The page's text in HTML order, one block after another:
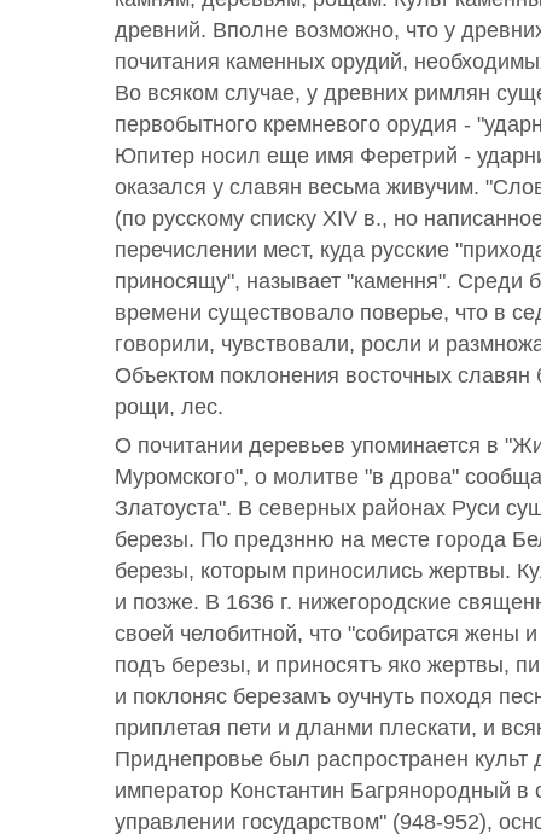
древний. Вполне возможно, что у
почитания каменных орудий,
Во всяком случае, у древних римлян
первобытного кремневого орудия -
Юпитер носил еще имя Феретрий -
оказался у славян весьма живучим.
(по русскому списку XIV в., но
перечислении мест, куда русские
приносящу", называет "камення". Среди
времени существовало поверье, что в
говорили, чувствовали, росли и
Объектом поклонения восточных
рощи, лес.
О почитании деревьев упоминается в
Муромского", о молитве "в дрова"
Златоуста". В северных районах Руси
березы. По предзнню на месте города
березы, которым приносились жертвы.
и позже. В 1636 г. нижегородские
своей челобитной, что "собиратся жены
подъ березы, и приносятъ яко жертвы,
и поклоняс березамъ оучнуть походя
приплетая пети и дланми плескати, и
Приднепровье был распространен культ
император Константин Багрянородный
управлении государством" (948-952),